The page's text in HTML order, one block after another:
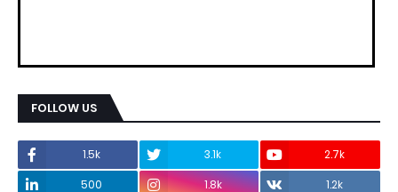
FOLLOW US
1.5k 3.1k
2.7k
500
1.8k 1.2k